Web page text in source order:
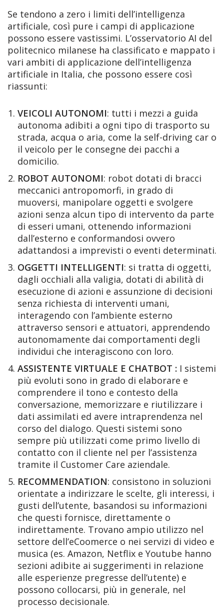
Se tendono a zero i limiti dell’intelligenza
artificiale, così pure i campi di applicazione
possono essere vastissimi. L’osservatorio AI del
politecnico milanese ha classificato e mappato i
vari ambiti di applicazione dell’intelligenza
artificiale in Italia, che possono essere così
riassunti:
VEICOLI AUTONOMI: tutti i mezzi a guida
autonoma adibiti a ogni tipo di trasporto su
strada, acqua o aria, come la self-driving car o
il veicolo per le consegne dei pacchi a
domicilio.
ROBOT AUTONOMI: robot dotati di bracci
meccanici antropomorfi, in grado di
muoversi, manipolare oggetti e svolgere
azioni senza alcun tipo di intervento da parte
di esseri umani, ottenendo informazioni
dall’esterno e conformandosi ovvero
adattandosi a imprevisti o eventi determinati.
OGGETTI INTELLIGENTI: si tratta di oggetti,
dagli occhiali alla valigia, dotati di abilità di
esecuzione di azioni e assunzione di decisioni
senza richiesta di interventi umani,
interagendo con l’ambiente esterno
attraverso sensori e attuatori, apprendendo
autonomamente dai comportamenti degli
individui che interagiscono con loro.
ASSISTENTE VIRTUALE E CHATBOT : I sistemi
più evoluti sono in grado di elaborare e
comprendere il tono e contesto della
conversazione, memorizzare e riutilizzare i
dati assimilati ed avere intraprendenza nel
corso del dialogo. Questi sistemi sono
sempre più utilizzati come primo livello di
contatto con il cliente nel per l’assistenza
tramite il Customer Care aziendale.
RECOMMENDATION: consistono in soluzioni
orientate a indirizzare le scelte, gli interessi, i
gusti dell’utente, basandosi su informazioni
che questi fornisce, direttamente o
indirettamente. Trovano ampio utilizzo nel
settore dell’eCoomerce o nei servizi di video e
musica (es. Amazon, Netflix e Youtube hanno
sezioni adibite ai suggerimenti in relazione
alle esperienze pregresse dell’utente) e
possono collocarsi, più in generale, nel
processo decisionale.